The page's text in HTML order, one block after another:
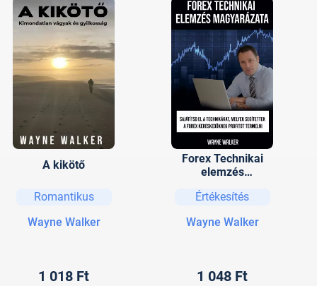
A kikötő
Romantikus
Wayne Walker
1 018 Ft
Forex Technikai
elemzés
Értékesítés
Wayne Walker
1 048 Ft